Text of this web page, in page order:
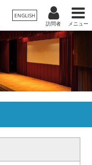
ENGLISH
訪問者
メニュー
在学生の方